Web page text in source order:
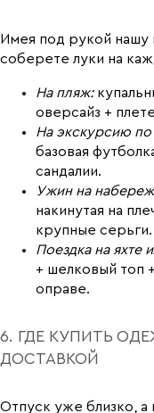
Имея под рукой нашу
соберете луки на
На пляж:
оверсайз +
На экскурсию по
базовая
сандалии.
Ужин на
накинутая на
крупные серьги.
Поездка на яхте
+ шелковый топ
оправе.
6. ГДЕ КУПИТЬ
ДОСТАВКОЙ
Отпуск уже близко, а